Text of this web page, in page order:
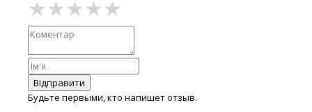
Відправити
Будьте первыми, кто напишет отзыв.